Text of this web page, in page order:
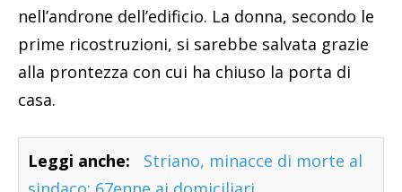
nell’androne dell’edificio. La donna, secondo le
prime ricostruzioni, si sarebbe salvata grazie
alla prontezza con cui ha chiuso la porta di
casa.
Leggi anche:
Striano, minacce di morte al